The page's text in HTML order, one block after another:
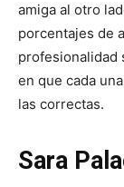
amiga al otro
porcentajes de
profesionalidad
en que cada
las correctas.
Sara